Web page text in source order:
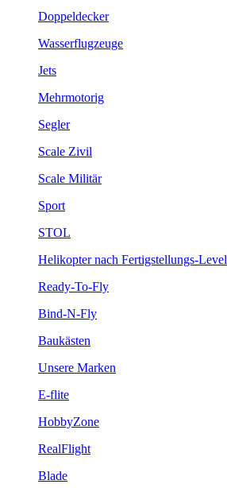
Doppeldecker
Wasserflugzeuge
Jets
Mehrmotorig
Segler
Scale Zivil
Scale Militär
Sport
STOL
Helikopter nach Fertigstellungs-Level
Ready-To-Fly
Bind-N-Fly
Baukästen
Unsere Marken
E-flite
HobbyZone
RealFlight
Blade